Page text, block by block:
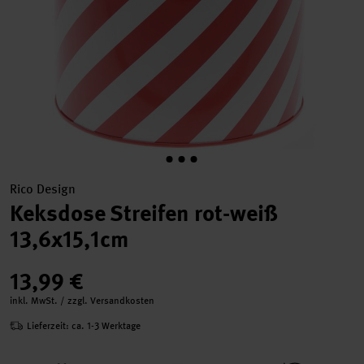
Rico Design
Keksdose Streifen rot-weiß
13,6x15,1cm
13,99 €
inkl. MwSt. / zzgl. Versandkosten
Lieferzeit: ca. 1-3 Werktage